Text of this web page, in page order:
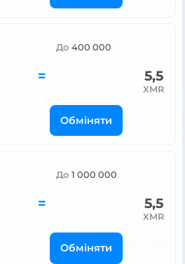
До 400 000
= 5,5
XMR
Обміняти
До 1 000 000
= 5,5
XMR
Обміняти